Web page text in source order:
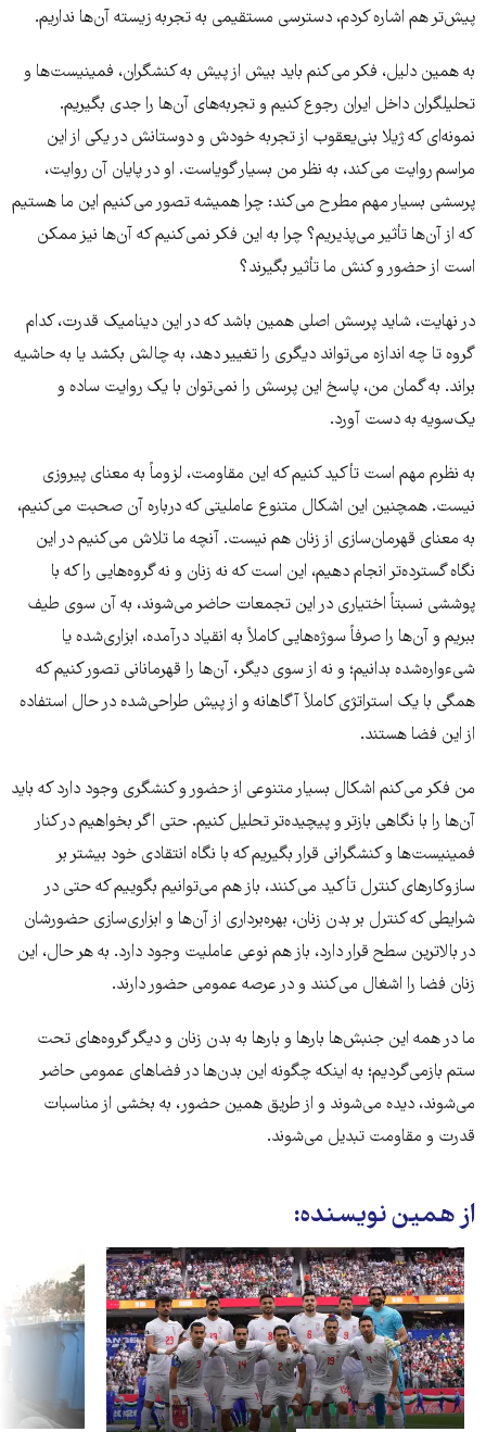
پیش‌تر هم اشاره کردم، دسترسی مستقیمی به تجربه زیسته آن‌ها نداریم.
به همین دلیل، فکر می‌کنم باید بیش از پیش به کنشگران، فمینیست‌ها و
تحلیلگران داخل ایران رجوع کنیم و تجربه‌های آن‌ها را جدی بگیریم.
نمونه‌ای که ژیلا بنی‌یعقوب از تجربه خودش و دوستانش در یکی از این
مراسم روایت می‌کند، به نظر من بسیار گویاست. او در پایان آن روایت،
پرسشی بسیار مهم مطرح می‌کند: چرا همیشه تصور می‌کنیم این ما هستیم
که از آن‌ها تأثیر می‌پذیریم؟ چرا به این فکر نمی‌کنیم که آن‌ها نیز ممکن
است از حضور و کنش ما تأثیر بگیرند؟
در نهایت، شاید پرسش اصلی همین باشد که در این دینامیک قدرت، کدام
گروه تا چه اندازه می‌تواند دیگری را تغییر دهد، به چالش بکشد یا به حاشیه
براند. به گمان من، پاسخ این پرسش را نمی‌توان با یک روایت ساده و
یک‌سویه به دست آورد.
به نظرم مهم است تأکید کنیم که این مقاومت، لزوماً به معنای پیروزی
نیست. همچنین این اشکال متنوع عاملیتی که درباره آن صحبت می‌کنیم،
به معنای قهرمان‌سازی از زنان هم نیست. آنچه ما تلاش می‌کنیم در این
نگاه گسترده‌تر انجام دهیم، این است که نه زنان و نه گروه‌هایی را که با
پوششی نسبتاً اختیاری در این تجمعات حاضر می‌شوند، به آن سوی طیف
ببریم و آن‌ها را صرفاً سوژه‌هایی کاملاً به انقیاد درآمده، ابزاری‌شده یا
شیء‌واره‌شده بدانیم؛ و نه از سوی دیگر، آن‌ها را قهرمانانی تصور کنیم که
همگی با یک استراتژی کاملاً آگاهانه و از پیش طراحی‌شده در حال استفاده
از این فضا هستند.
من فکر می‌کنم اشکال بسیار متنوعی از حضور و کنشگری وجود دارد که باید
آن‌ها را با نگاهی بازتر و پیچیده‌تر تحلیل کنیم. حتی اگر بخواهیم در کنار
فمینیست‌ها و کنشگرانی قرار بگیریم که با نگاه انتقادی خود بیشتر بر
سازوکارهای کنترل تأکید می‌کنند، باز هم می‌توانیم بگوییم که حتی در
شرایطی که کنترل بر بدن زنان، بهره‌برداری از آن‌ها و ابزاری‌سازی حضورشان
در بالاترین سطح قرار دارد، باز هم نوعی عاملیت وجود دارد. به هر حال، این
زنان فضا را اشغال می‌کنند و در عرصه عمومی حضور دارند.
ما در همه این جنبش‌ها بارها و بارها به بدن زنان و دیگر گروه‌های تحت
ستم بازمی‌گردیم؛ به اینکه چگونه این بدن‌ها در فضاهای عمومی حاضر
می‌شوند، دیده می‌شوند و از طریق همین حضور، به بخشی از مناسبات
قدرت و مقاومت تبدیل می‌شوند.
از همین نویسنده: